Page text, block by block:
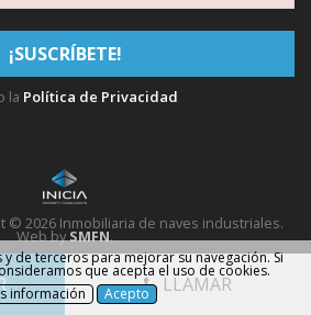
LLAMAR
la Política de Privacidad
© 2026 Inmobiliaria de naves industriales.
Web by SMFN.
de terceros para mejorar su navegación. Si
que acepta el uso de cookies.
información
Acepto